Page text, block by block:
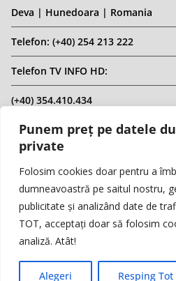
Punem preț pe datele
private
Folosim cookies doar pentru a
dumneavoastră pe saitul nostru,
publicitate și analizând date de
TOT, acceptați doar să folosim
analiză. Atât!
Alegeri Resping Tot
Deva | Hunedoara | Romania
Telefon: (+40) 254 213 222
Telefon TV INFO HD:
(+40) 354.410.434
Email: infohd20@gmail.com
Website: www.replicahd.ro